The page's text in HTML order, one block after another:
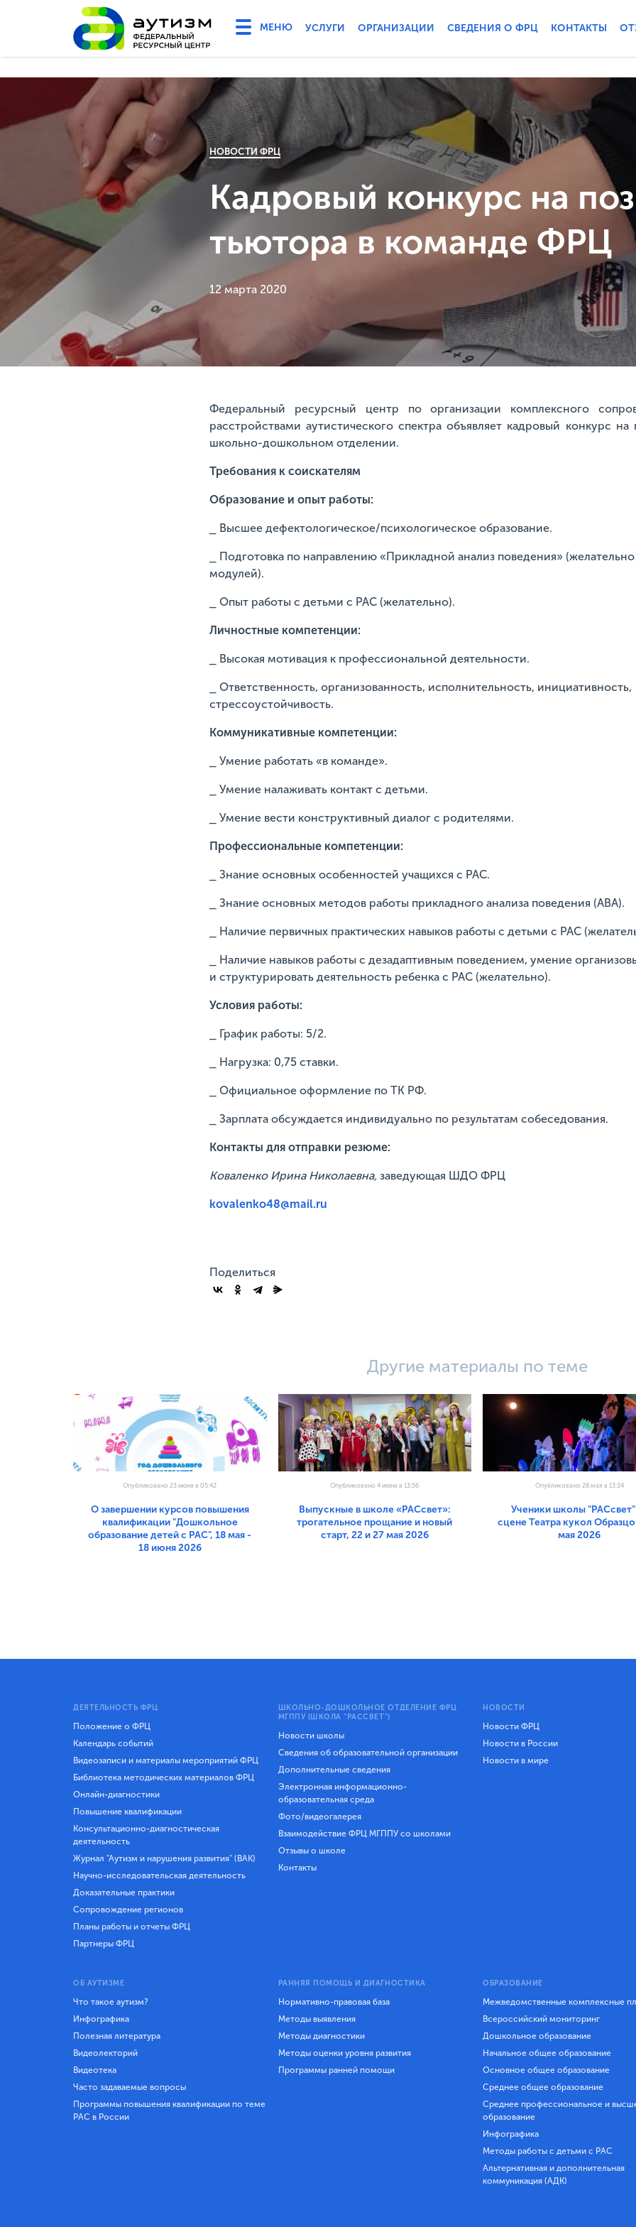
УСЛУГИ ОРГАНИЗАЦИИ СВЕДЕНИЯ О ФРЦ КОНТАКТЫ
НОВОСТИ ФРЦ
Кадровый конкурс на
тьютора в команде ФРЦ
12 марта 2020
Федеральный ресурсный центр по организации комплексного
расстройствами аутистического спектра объявляет кадровый конкурс
школьно-дошкольном отделении.
Требования к соискателям
Образование и опыт работы:
⎯ Высшее дефектологическое/психологическое образование.
⎯ Подготовка по направлению «Прикладной анализ поведения»
модулей).
⎯ Опыт работы с детьми с РАС (желательно).
Личностные компетенции:
⎯ Высокая мотивация к профессиональной деятельности.
⎯ Ответственность, организованность, исполнительность, инициативность,
стрессоустойчивость.
Коммуникативные компетенции:
⎯ Умение работать «в команде».
⎯ Умение налаживать контакт с детьми.
⎯ Умение вести конструктивный диалог с родителями.
Профессиональные компетенции:
⎯ Знание основных особенностей учащихся с РАС.
⎯ Знание основных методов работы прикладного анализа поведения (АВА).
⎯ Наличие первичных практических навыков работы с детьми с РАС
⎯ Наличие навыков работы с дезадаптивным поведением, умение
и структурировать деятельность ребенка с РАС (желательно).
Условия работы:
⎯ График работы: 5/2.
⎯ Нагрузка: 0,75 ставки.
⎯ Официальное оформление по ТК РФ.
⎯ Зарплата обсуждается индивидуально по результатам собеседования.
Контакты для отправки резюме:
Коваленко Ирина Николаевна,заведующая ШДО ФРЦ
kovalenko48@mail.ru
Поделиться
Другие материалы по теме
Опубликовано 23 июня в 05:42
О завершении курсов повышения
квалификации "Дошкольное
образование детей с РАС", 18 мая -
18 июня 2026
Опубликовано 4 июня в 13:56
Выпускные в школе «РАСсвет»:
трогательное прощание и новый
старт, 22 и 27 мая 2026
Опубликовано 28 мая в 13:34
Ученики школы "РАСсвет"
сцене Театра кукол
мая 2026
ДЕЯТЕЛЬНОСТЬ ФРЦ
Положение о ФРЦ
Календарь событий
Видеозаписи и материалы мероприятий ФРЦ
Библиотека методических материалов ФРЦ
Онлайн-диагностики
Повышение квалификации
Консультационно-диагностическая
деятельность
Журнал "Аутизм и нарушения развития" (ВАК)
Научно-исследовательская деятельность
Доказательные практики
Сопровождение регионов
Планы работы и отчеты ФРЦ
Партнеры ФРЦ
ШКОЛЬНО-ДОШКОЛЬНОЕ ОТДЕЛЕНИЕ ФРЦ
МГППУ (ШКОЛА "РАССВЕТ")
Новости школы
Сведения об образовательной организации
Дополнительные сведения
Электронная информационно-
образовательная среда
Фото/видеогалерея
Взаимодействие ФРЦ МГППУ со школами
Отзывы о школе
Контакты
НОВОСТИ
Новости ФРЦ
Новости в России
Новости в мире
ОБ АУТИЗМЕ
Что такое аутизм?
Инфографика
Полезная литература
Видеолекторий
Видеотека
Часто задаваемые вопросы
Программы повышения квалификации по теме
РАС в России
РАННЯЯ ПОМОЩЬ И ДИАГНОСТИКА
Нормативно-правовая база
Методы выявления
Методы диагностики
Методы оценки уровня развития
Программы ранней помощи
ОБРАЗОВАНИЕ
Межведомственные комплексные
Всероссийский мониторинг
Дошкольное образование
Начальное общее образование
Основное общее образование
Среднее общее образование
Среднее профессиональное и
образование
Инфографика
Методы работы с детьми с РАС
Альтернативная и дополнительная
коммуникация (АДК)